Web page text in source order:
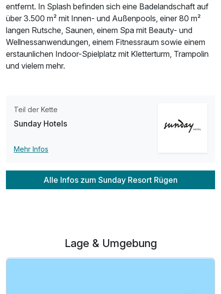
Für 4 Tage p.P. ab372,00 €
entfernt. In Splash befinden sich eine Badelandschaft auf
über 3.500 m² mit Innen- und Außenpools, einer 80 m²
langen Rutsche, Saunen, einem Spa mit Beauty- und
Wellnessanwendungen, einem Fitnessraum sowie einem
erstaunlichen Indoor-Spielplatz mit Kletterturm, Trampolin
und vielem mehr.
Teil der Kette
Sunday Hotels
Mehr Infos
Alle Infos zum Sunday Resort Rügen
Lage & Umgebung